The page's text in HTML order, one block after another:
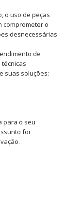
o uso de peças
comprometer o
desnecessárias
de
suas soluções:
para o seu
for